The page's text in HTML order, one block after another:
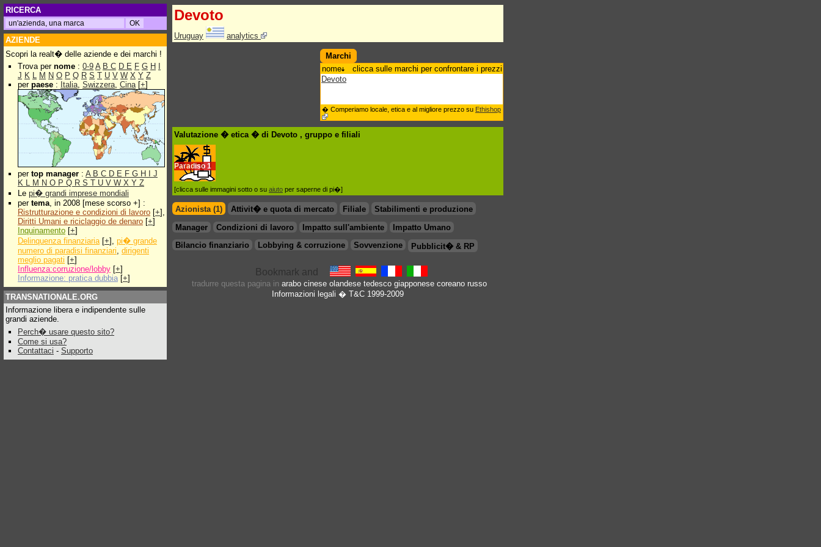
RICERCA
AZIENDE
Scopri la realt� delle aziende e dei marchi !
Trova per nome : 0-9 A B C D E F G H
J K L M N O P Q R S T U V W X Y Z
per paese : Italia, Swizzera, Cina[+]
per top manager : A B C D E F G H
J
K L M N O P Q R S T U V W X Y Z
Le pi� grandi imprese mondiali
per tema, in 2008 [mese scorso +] :
Ristrutturazione e condizioni di lavoro [+],
Diritti Umani e riciclaggio de denaro [+]
Inquinamento [+]
Delinquenza finanziaria[+], pi� grande
numero di paradisi finanziari, dirigenti
meglio pagati [+]
Influenza:corruzione/lobby [+]
Informazione: pratica dubbia [+]
TRANSNATIONALE.ORG
Informazione libera e indipendente sulle
grandi aziende.
Perch� usare questo sito?
Come si usa?
Contattaci - Supporto
Devoto
Uruguay analytics
Marchi
nome
clicca sulle marchi per confrontare i prezzi
Devoto
� Comperiamo locale, etica e al migliore prezzo su Ethishop
Valutazione � etica � di Devoto , gruppo e filiali
Paradiso 1
[clicca sulle immagini sotto o su aiuto per saperne di pi�]
Azionista (1) Attivit� e quota di mercato Filiale
Stabilimenti e produzione
Manager
Condizioni di lavoro Impatto sull'ambiente
Impatto Umano
Bilancio finanziario
Lobbying & corruzione Sovvenzione Pubblicit� & RP
tradurre questa pagina in arabo cinese olandese tedesco giapponese coreano russo
Informazioni legali � T&C 1999-2009